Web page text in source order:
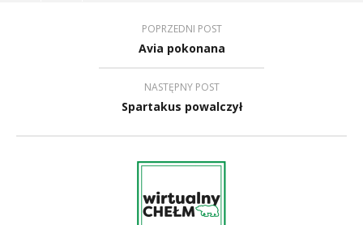
POPRZEDNI POST
Avia pokonana
NASTĘPNY POST
Spartakus powalczył